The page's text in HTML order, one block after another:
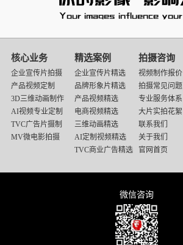
核心业务
企业宣传片拍摄
产品视频定制
3D三维动画制作
AI视频专业定制
TVC广告片摄制
MV微电影拍摄
精选案例
企业宣传片精选
品牌形象片精选
产品视频精选
电商视频精选
三维动画精选
AI定制视频精选
TVC商业广告精选
拍摄咨询
视频制作报价
拍摄常见问题
专业服务体系
大片实拍花絮
联系我们
关于我们
官网首页
微信咨询